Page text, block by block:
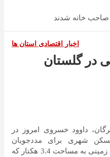
اخبار اقتصادی استان ها
در گلستان
داوود خسروی امروز در
300 پروژه مسکن شهری برای مددجویان
امداد اظهار کرد: این پروژه بر روی زمینی به مساحت 3.4 هکتار که